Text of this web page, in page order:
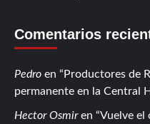
Comentarios
Pedro en
Productores de
permanente en la Central
Hector Osmiren
Vuelve el